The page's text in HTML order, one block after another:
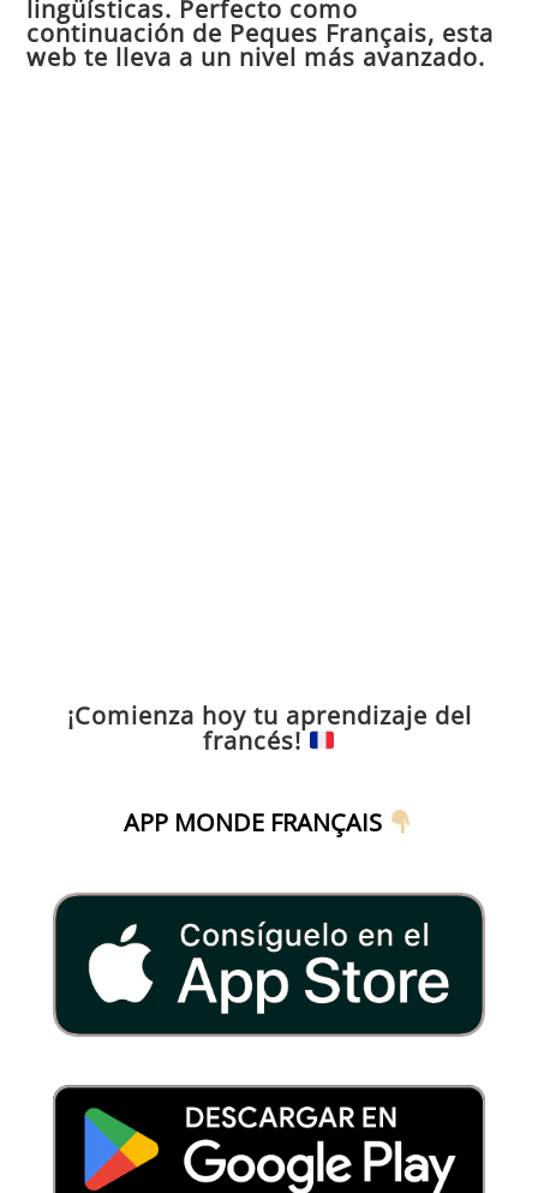
lingüísticas. Perfecto como
continuación de Peques Français, esta
web te lleva a un nivel más avanzado.
¡Comienza hoy tu aprendizaje del
francés!
APP MONDE FRANÇAIS